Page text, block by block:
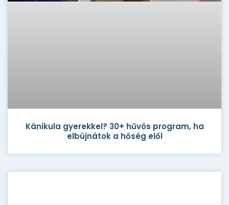
Kánikula gyerekkel? 30+ hűvös program, ha
elbújnátok a hőség elől